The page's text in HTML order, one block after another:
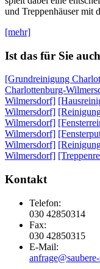
und Treppenhäuser mit
[mehr]
Ist das für Sie
[Grundreinigung
Charlottenburg-
Wilmersdorf]
Wilmersdorf]
Wilmersdorf]
Wilmersdorf]
Wilmersdorf]
Wilmersdorf]
Kontakt
Telefon:
030 42850314
Fax:
030 42850315
E-Mail: